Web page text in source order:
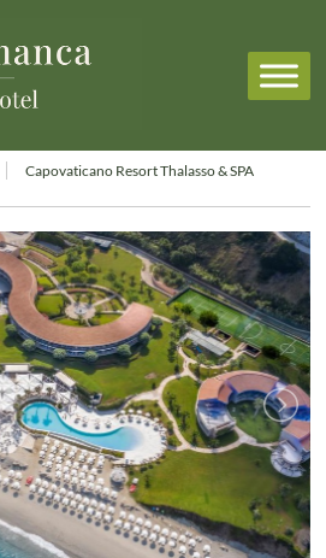
Capovaticano Resort Thalasso & SPA